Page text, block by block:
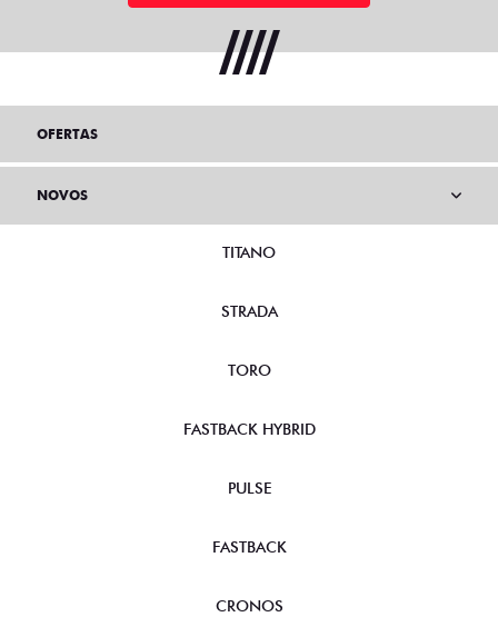
OFERTAS
NOVOS
TITANO
STRADA
TORO
FASTBACK HYBRID
PULSE
FASTBACK
CRONOS